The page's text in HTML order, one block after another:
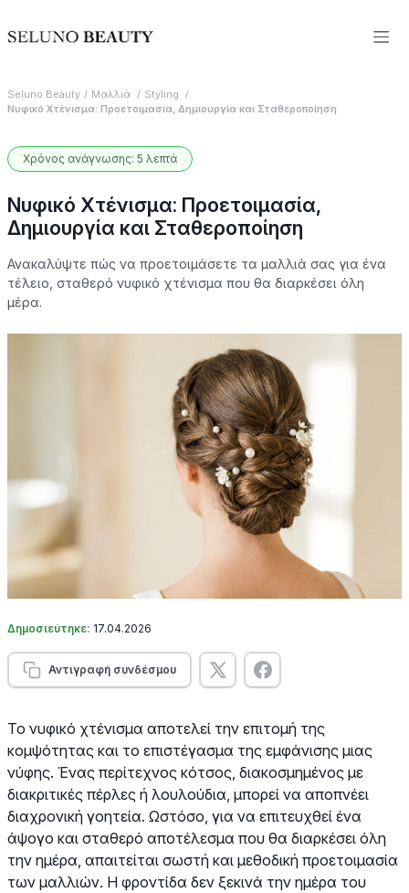
Seluno Beauty Μαλλιά
Styling
Νυφικό Χτένισμα: Προετοιμασία, Δημιουργία και Σταθεροποίηση
Χρόνος ανάγνωσης: 5 λεπτά
Νυφικό Χτένισμα: Προετοιμασία,
Δημιουργία και Σταθεροποίηση
Ανακαλύψτε πώς να προετοιμάσετε τα μαλλιά σας για ένα
τέλειο, σταθερό νυφικό χτένισμα που θα διαρκέσει όλη
μέρα.
Δημοσιεύτηκε: 17.04.2026
Αντιγραφή συνδέσμου
Το νυφικό χτένισμα αποτελεί την επιτομή της
κομψότητας και το επιστέγασμα της εμφάνισης μιας
νύφης. Ένας περίτεχνος κότσος, διακοσμημένος με
διακριτικές πέρλες ή λουλούδια, μπορεί να αποπνέει
διαχρονική γοητεία. Ωστόσο, για να επιτευχθεί ένα
άψογο και σταθερό αποτέλεσμα που θα διαρκέσει όλη
την ημέρα, απαιτείται σωστή και μεθοδική προετοιμασία
των μαλλιών. Η φροντίδα δεν ξεκινά την ημέρα του